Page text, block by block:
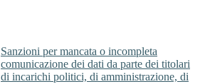
Sanzioni per mancata o incompleta
comunicazione dei dati da parte dei titolari
di incarichi politici, di amministrazione, di